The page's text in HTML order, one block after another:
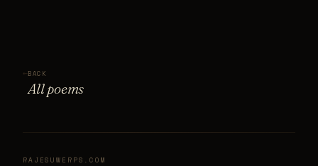
←BACK
All poems
RAJESUWERPS.COM